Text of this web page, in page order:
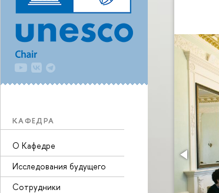
КАФЕДРА
О Кафедре
Исследования будущего
Сотрудники